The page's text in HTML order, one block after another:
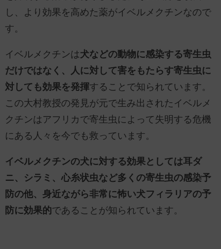
し、より効果を高めた薬がイベルメクチンなので
す。
イベルメクチンは犬などの動物に感染する寄生虫
だけではなく、人に対して害をもたらす寄生虫に
対しても効果を発揮することで知られています。
この大村教授の発見が元で生み出されたイベルメ
クチンはアフリカで寄生虫によって失明する危機
にある人々を今でも救っています。
イベルメクチンの犬に対する効果としては耳ダ
ニ、シラミ、心糸状虫など多くの寄生虫の感染予
防の他、身近ながら非常に怖い犬フィラリアの予
防に効果的であることが知られています。